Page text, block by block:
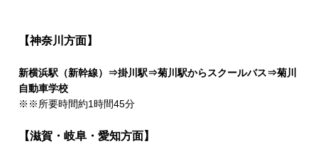
【神奈川方面】
新横浜駅（新幹線）⇒掛川駅⇒菊川駅からスクールバス⇒菊川
自動車学校
※※所要時間約1時間45分
【滋賀・岐阜・愛知方面】